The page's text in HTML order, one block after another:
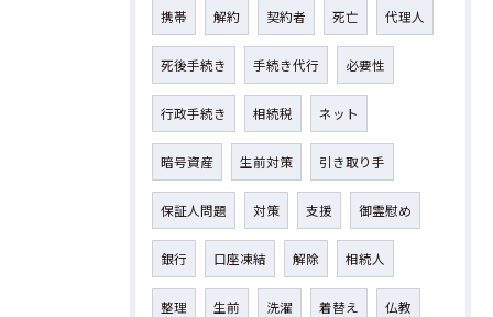
携帯 解約 契約者 死亡 代理人
死後手続き 手続き代行 必要性
行政手続き 相続税 ネット
暗号資産 生前対策 引き取り手
保証人問題 対策 支援 御霊慰め
銀行 口座凍結 解除 相続人
整理 生前 洗濯 着替え 仏教